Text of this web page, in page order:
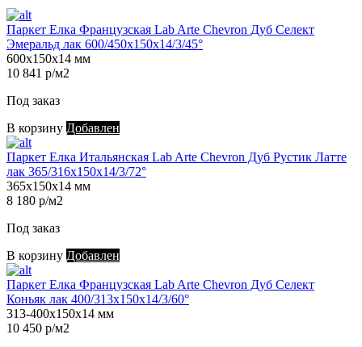
Паркет Елка Французская Lab Arte Chevron Дуб Селект
Эмеральд лак 600/450х150х14/3/45°
600х150х14 мм
10 841 р/м2
Под заказ
В корзину Добавлен
Паркет Елка Итальянская Lab Arte Chevron Дуб Рустик Латте
лак 365/316х150х14/3/72°
365х150х14 мм
8 180 р/м2
Под заказ
В корзину Добавлен
Паркет Елка Французская Lab Arte Chevron Дуб Селект
Коньяк лак 400/313х150х14/3/60°
313-400х150х14 мм
10 450 р/м2